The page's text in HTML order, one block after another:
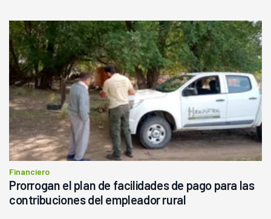
Financiero
Prorrogan el plan de facilidades de pago para las
contribuciones del empleador rural